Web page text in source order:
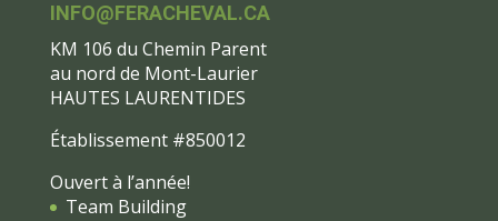
INFO@FERACHEVAL.CA
KM 106 du Chemin Parent
au nord de Mont-Laurier
HAUTES LAURENTIDES
Établissement #850012
Ouvert à l’année!
Team Building